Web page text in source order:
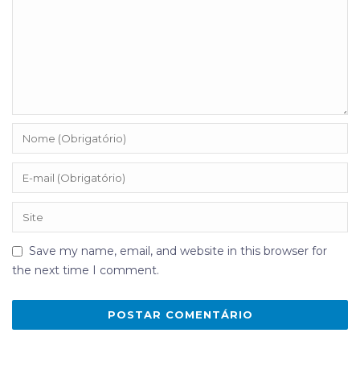
Save my name, email, and website in this browser for
the next time I comment.